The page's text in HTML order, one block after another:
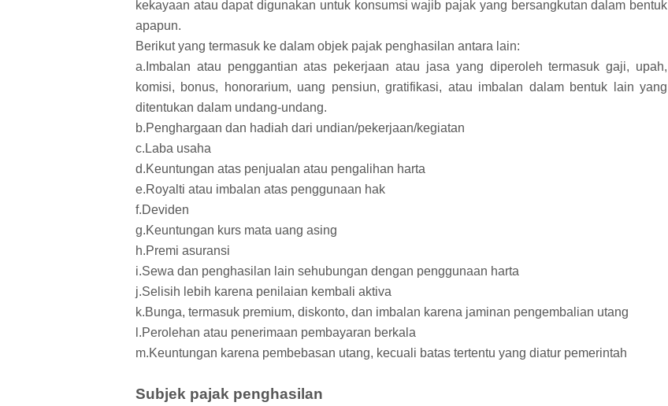
kekayaan atau dapat digunakan untuk konsumsi wajib pajak yang bersangkutan dalam bentuk
apapun.
Berikut yang termasuk ke dalam objek pajak penghasilan antara lain:
a.Imbalan atau penggantian atas pekerjaan atau jasa yang diperoleh termasuk gaji, upah,
komisi, bonus, honorarium, uang pensiun, gratifikasi, atau imbalan dalam bentuk lain yang
ditentukan dalam undang-undang.
b.Penghargaan dan hadiah dari undian/pekerjaan/kegiatan
c.Laba usaha
d.Keuntungan atas penjualan atau pengalihan harta
e.Royalti atau imbalan atas penggunaan hak
f.Deviden
g.Keuntungan kurs mata uang asing
h.Premi asuransi
i.Sewa dan penghasilan lain sehubungan dengan penggunaan harta
j.Selisih lebih karena penilaian kembali aktiva
k.Bunga, termasuk premium, diskonto, dan imbalan karena jaminan pengembalian utang
l.Perolehan atau penerimaan pembayaran berkala
m.Keuntungan karena pembebasan utang, kecuali batas tertentu yang diatur pemerintah
Subjek pajak penghasilan